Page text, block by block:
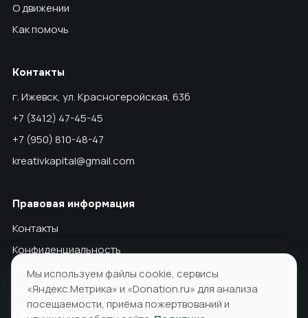
О движении
Как помочь
Контакты
г. Ижевск, ул. Красногеройская, 63б
+7 (3412) 47-45-45
+7 (950) 810-48-47
kreativkapital@gmail.com
Правовая информация
Контакты
Конфиденциальность
Политика cookies
Условия использования ПД
Официально
Мы используем файлы cookie, сервисы
«Яндекс.Метрика» и «Donation.ru» для анализа
посещаемости, приёма пожертвований и